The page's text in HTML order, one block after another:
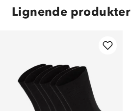
Lignende produkter